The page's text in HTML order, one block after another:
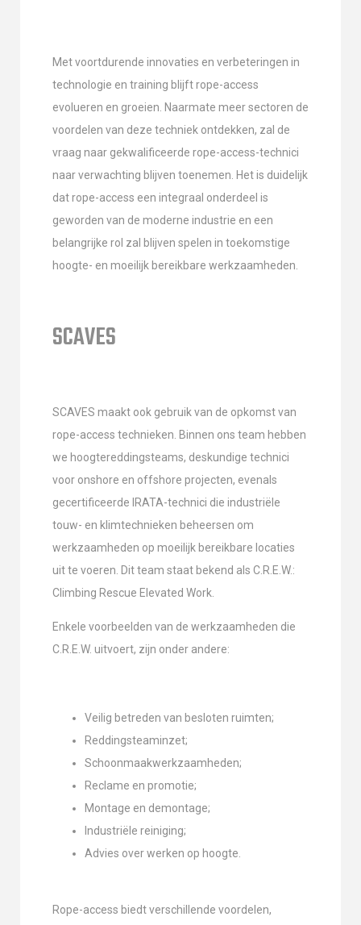
Met voortdurende innovaties en verbeteringen in
technologie en training blijft rope-access
evolueren en groeien. Naarmate meer sectoren de
voordelen van deze techniek ontdekken, zal de
vraag naar gekwalificeerde rope-access-technici
naar verwachting blijven toenemen. Het is duidelijk
dat rope-access een integraal onderdeel is
geworden van de moderne industrie en een
belangrijke rol zal blijven spelen in toekomstige
hoogte- en moeilijk bereikbare werkzaamheden.
SCAVES
SCAVES maakt ook gebruik van de opkomst van
rope-access technieken. Binnen ons team hebben
we hoogtereddingsteams, deskundige technici
voor onshore en offshore projecten, evenals
gecertificeerde IRATA-technici die industriële
touw- en klimtechnieken beheersen om
werkzaamheden op moeilijk bereikbare locaties
uit te voeren. Dit team staat bekend als C.R.E.W.:
Climbing Rescue Elevated Work.
Enkele voorbeelden van de werkzaamheden die
C.R.E.W. uitvoert, zijn onder andere:
Veilig betreden van besloten ruimten;
Reddingsteaminzet;
Schoonmaakwerkzaamheden;
Reclame en promotie;
Montage en demontage;
Industriële reiniging;
Advies over werken op hoogte.
Rope-access biedt verschillende voordelen,